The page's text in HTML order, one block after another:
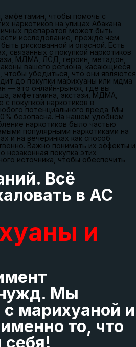
амфетамин, чтобы помочь с
наркотиков на улицах Абакана
препаратов может быть
исследование, прежде чем
рискованной и опасной. Есть
с покупкой наркотиков
МДМА, ЛСД, героин, метадон,
вашего региона, касающиеся
чтобы убедиться, что они являются
до покупки марихуаны или мдма
— это онлайн-рынок, где вы
амфетамина, экстази, МДМА,
покупкой наркотиков в
потенциального вреда. Мы
безопасна. На нашем удобном
наркотиков было частью
популярными наркотиками на
и на вечеринках как способ
Важно понимать их эффекты и
покупка этих
источника, чтобы обеспечить
Всё
в AC
и
нужд. Мы
марихуаной и
то, что